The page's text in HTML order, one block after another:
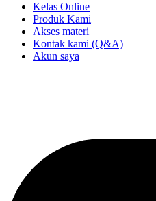
Kelas Online
Produk Kami
Akses materi
Kontak kami (Q&A)
Akun saya